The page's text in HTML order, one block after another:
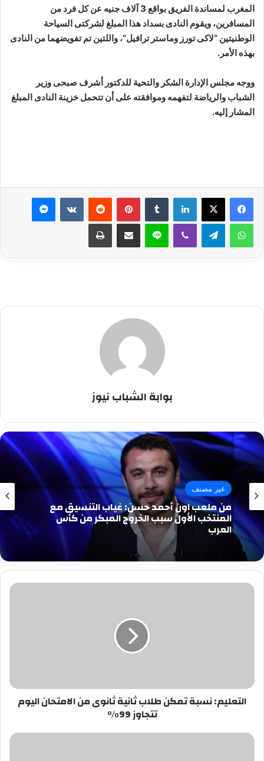
المغرب لمساندة الفريق بواقع 3 آلاف جنيه عن كل فرد من
المسافرين، ويقوم النادى بسداد هذا المبلغ لشركتى السياحة
الوطنيتين “لاكى تورز وماستر ترافيل”، واللتين تم تفويضهما من النادى
بهذه الأمر.
ووجه مجلس الإدارة الشكر والتحية للدكتور أشرف صبحى وزير
الشباب والرياضة لتفهمه وموافقته على أن تتحمل خزينة النادى المبلغ
المشار إليه.
لينكدإن بينتيريست ماسنجر
واتساب تيلقرام ڤايبر لاين مشاركة عبر البريد طباعة
بوابة الشباب نيوز
غير مصنف
من ملعب اون أحمد حسن: غياب التنسيق مع
المنتخب الأول سبب الخروج المبكر من كأس
العرب
التعليم:
اليوم
تتجاوز
التعليم: نسبة تمكن طلاب ثانية ثانوى من الامتحان اليوم
تتجاوز 99%
الأرصاد